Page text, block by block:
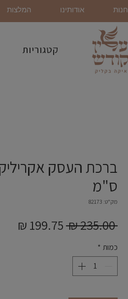
חנות אודותינו המלצות
קטגוריות
ס"מ
מק"ט: 82173
‏235.00 ‏₪
מחיר
כמות *